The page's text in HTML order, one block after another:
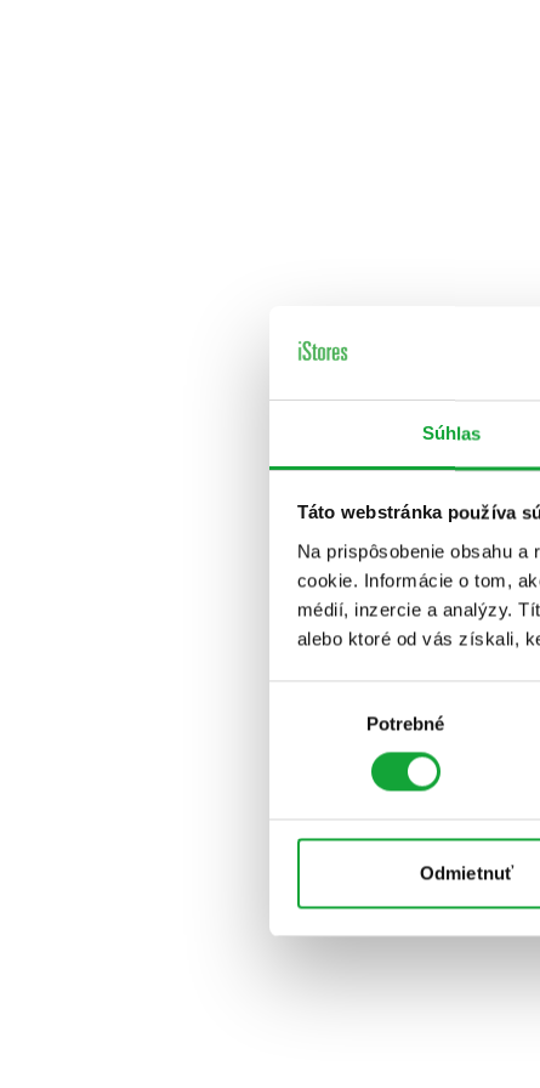
Súhlas
Táto webstránka používa
Na prispôsobenie obsahu
cookie. Informácie o tom,
médií, inzercie a analýzy.
alebo ktoré od vás získali,
Potrebné
Odmietnuť